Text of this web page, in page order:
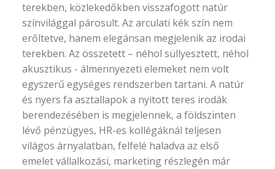
terekben, közlekedőkben visszafogott natúr
színvilággal párosult. Az arculati kék szín nem
erőltetve, hanem elegánsan megjelenik az irodai
terekben. Az összetett – néhol süllyesztett, néhol
akusztikus - álmennyezeti elemeket nem volt
egyszerű egységes rendszerben tartani. A natúr
és nyers fa asztallapok a nyitott teres irodák
berendezésében is megjelennek, a földszinten
lévő pénzügyes, HR-es kollégáknál teljesen
világos árnyalatban, felfelé haladva az első
emelet vállalkozási, marketing részlegén már